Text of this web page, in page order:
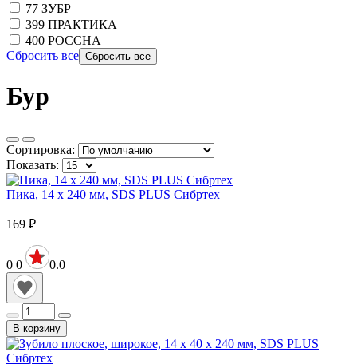
77 ЗУБР
399 ПРАКТИКА
400 РОССНА
Сбросить все
Бур
Сортировка:
Показать:
Пика, 14 х 240 мм, SDS PLUS Сибртех
169 ₽
0 0 0.0
В корзину